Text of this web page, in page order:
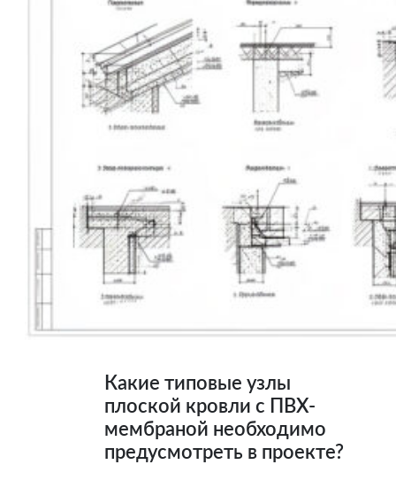
Какие типовые узлы
плоской кровли с ПВХ-
мембраной необходимо
предусмотреть в проекте?